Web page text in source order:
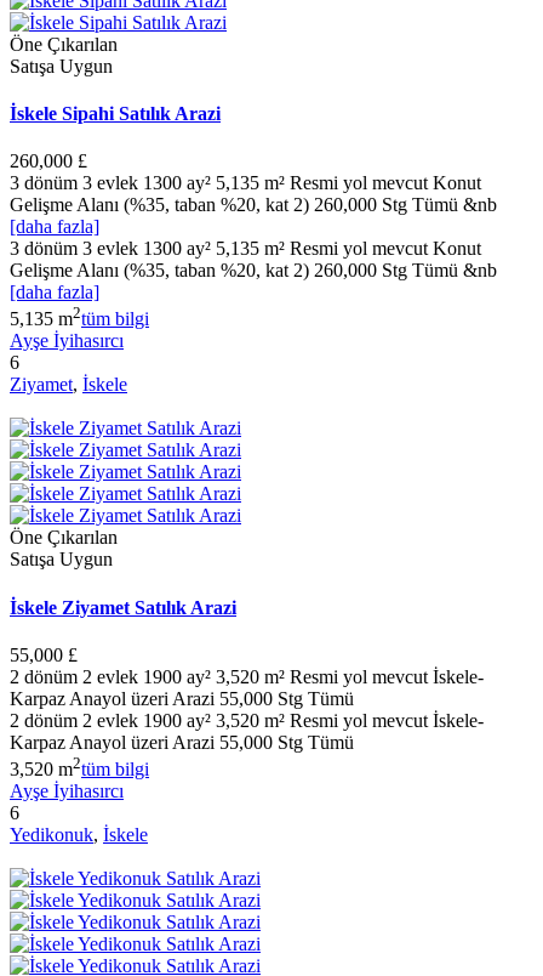
Öne Çıkarılan
Satışa Uygun
İskele Sipahi Satılık Arazi
260,000 £
3 dönüm 3 evlek 1300 ay² 5,135 m² Resmi yol mevcut Konut
Gelişme Alanı (%35, taban %20, kat 2) 260,000 Stg Tümü &nb
[daha fazla]
3 dönüm 3 evlek 1300 ay² 5,135 m² Resmi yol mevcut Konut
Gelişme Alanı (%35, taban %20, kat 2) 260,000 Stg Tümü &nb
[daha fazla]
5,135 m2tüm bilgi
Ayşe İyihasırcı
6
Ziyamet, İskele
Öne Çıkarılan
Satışa Uygun
İskele Ziyamet Satılık Arazi
55,000 £
2 dönüm 2 evlek 1900 ay² 3,520 m² Resmi yol mevcut İskele-
Karpaz Anayol üzeri Arazi 55,000 Stg Tümü
2 dönüm 2 evlek 1900 ay² 3,520 m² Resmi yol mevcut İskele-
Karpaz Anayol üzeri Arazi 55,000 Stg Tümü
3,520 m2tüm bilgi
Ayşe İyihasırcı
6
Yedikonuk, İskele